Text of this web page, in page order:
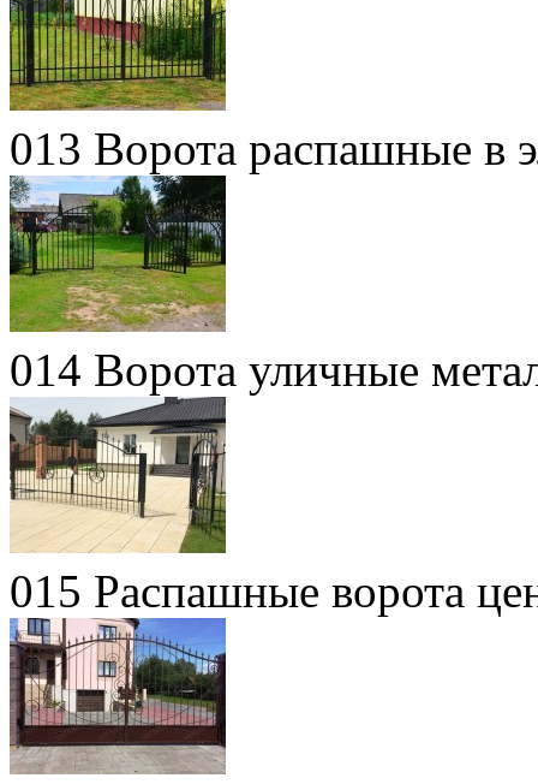
013 Ворота распашные в
014 Ворота уличные
015 Распашные ворота